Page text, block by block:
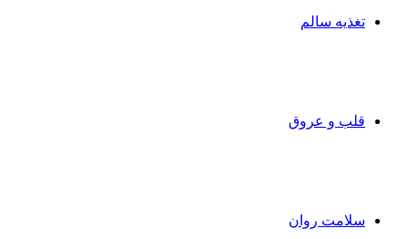
تغذیه سالم
قلب و عروق
سلامت روان